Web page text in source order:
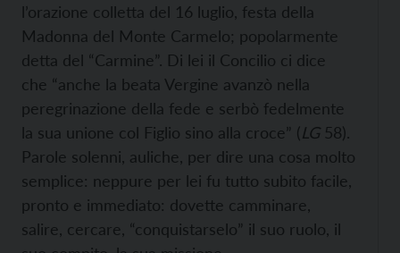
l’orazione colletta del 16 luglio, festa della
Madonna del Monte Carmelo; popolarmente
detta del “Carmine”. Di lei il Concilio ci dice
che “anche la beata Vergine avanzò nella
peregrinazione della fede e serbò fedelmente
la sua unione col Figlio sino alla croce” (LG58).
Parole solenni, auliche, per dire una cosa molto
semplice: neppure per lei fu tutto subito facile,
pronto e immediato: dovette camminare,
salire, cercare, “conquistarselo” il suo ruolo, il